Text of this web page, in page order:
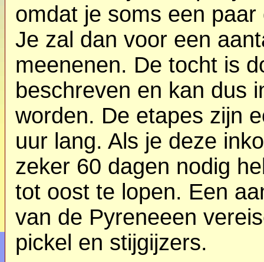
omdat je soms een
Je zal dan voor een
meenenen. De tocht is
beschreven en kan dus
worden. De etapes zijn
uur lang. Als je deze
zeker 60 dagen nodig
tot oost te lopen. Een
van de Pyreneeen
pickel en stijgijzers.